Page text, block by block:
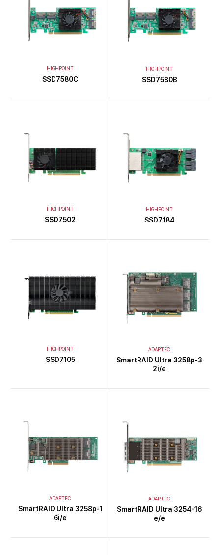
HIGHPOINT
SSD7580C
HIGHPOINT
SSD7580B
HIGHPOINT
SSD7502
HIGHPOINT
SSD7184
HIGHPOINT
SSD7105
ADAPTEC
SmartRAID Ultra 3258p-3
2i/e
ADAPTEC
SmartRAID Ultra 3258p-1
6i/e
ADAPTEC
SmartRAID Ultra 3254-16
e/e